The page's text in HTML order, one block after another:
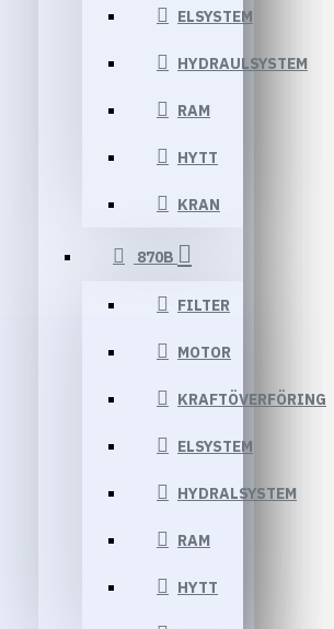
ELSYSTEM
HYDRAULSYSTEM
RAM
HYTT
KRAN
870B
FILTER
MOTOR
KRAFTÖVERFÖRING
ELSYSTEM
HYDRALSYSTEM
RAM
HYTT